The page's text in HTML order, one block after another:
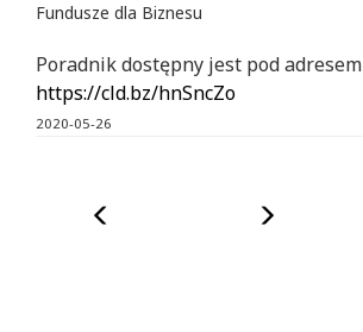
Fundusze dla Biznesu
Poradnik dostępny jest pod adresem
https://cld.bz/hnSncZo
2020-05-26